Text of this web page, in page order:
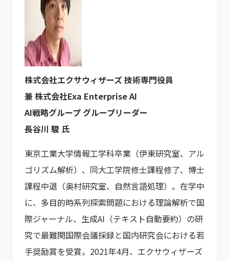
株式会社エクサウィザーズ 技術専門役員
兼 株式会社Exa Enterprise AI
AI戦略グループ グループリーダー
長谷川 駿 氏
東京工業大学情報工学科卒業（伊東研究室、アル
ゴリズム解析）、同大工学院修士課程修了、博士
課程中退（奥村研究室、自然言語処理）。在学中
に、多目的時系列探索問題における理論解析で国
際ジャーナル、生成AI（テキスト自動要約）の研
究で最難関国際会議採録と国内研究会における若
手奨励賞を受賞。2021年4月、エクサウィザーズ